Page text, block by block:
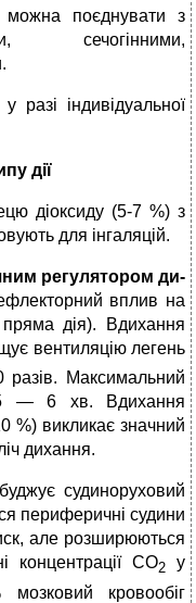
мож­на поєднувати з
сечогінними,
ра­зі індивідуальної
дії
діоксиду (5-7 %) з
для інгаляцій.
регулятором ди­
вплив на
дія). Вдихання
вентиляцію легень
Макси­мальний
5 — 6 хв. Вдихання
%) викликає значний
дихання.
су­диноруховий
периферичні судини
але розширюються
концентрації СО2у
кро­вообіг